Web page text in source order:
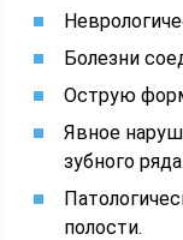
Болезни
Острую
Явное
зубного ряда.
полости.